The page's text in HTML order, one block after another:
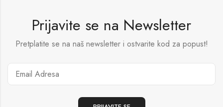
Prijavite se na Newsletter
Pretplatite se na naš newsletter i ostvarite kod za popust!